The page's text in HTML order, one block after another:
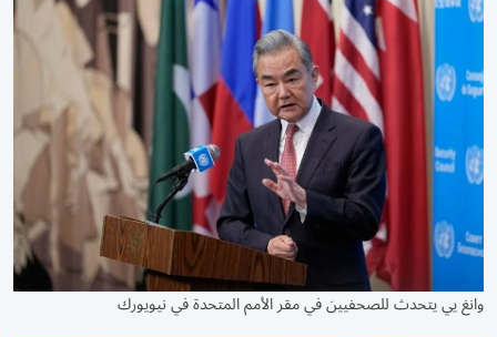
وانغ يي يتحدث للصحفيين في مقر الأمم المتحدة في نيويورك